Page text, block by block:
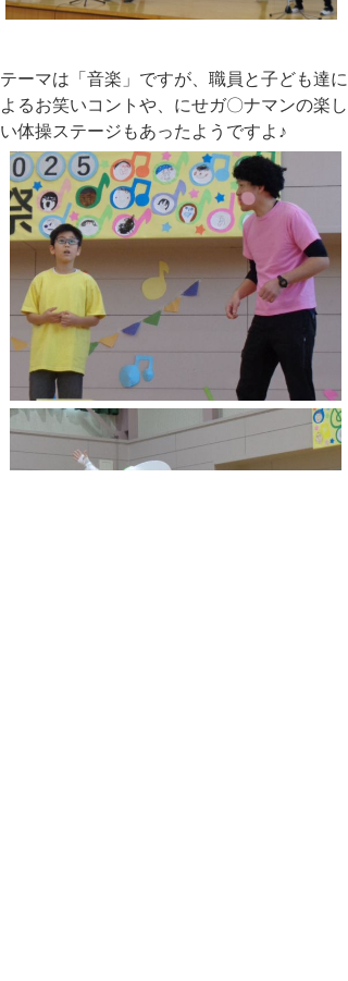
テーマは「音楽」ですが、職員と子ども達に
よるお笑いコントや、にせガ〇ナマンの楽し
い体操ステージもあったようですよ♪